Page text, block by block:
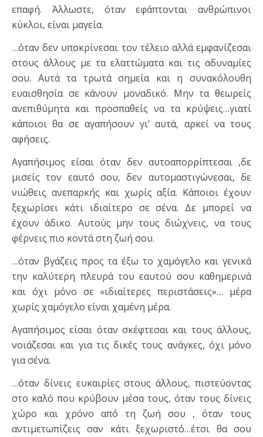
επαφή. Άλλωστε, όταν εφάπτονται ανθρώπινοι
κύκλοι, είναι μαγεία.
…όταν δεν υποκρίνεσαι τον τέλειο αλλά εμφανίζεσαι
στους άλλους με τα ελαττώματα και τις αδυναμίες
σου. Αυτά τα τρωτά σημεία και η συνακόλουθη
ευαισθησία σε κάνουν μοναδικό. Μην τα θεωρείς
ανεπιθύμητα και προσπαθείς να τα κρύψεις…γιατί
κάποιοι θα σε αγαπήσουν γι’ αυτά, αρκεί να τους
αφήσεις.
Αγαπήσιμος είσαι όταν δεν αυτοαπορρίπτεσαι ,δε
μισείς τον εαυτό σου, δεν αυτομαστιγώνεσαι, δε
νιώθεις ανεπαρκής και χωρίς αξία. Κάποιοι έχουν
ξεχωρίσει κάτι ιδιαίτερο σε σένα. Δε μπορεί να
έχουν άδικο. Αυτούς μην τους διώχνεις, να τους
φέρνεις πιο κοντά στη ζωή σου.
…όταν βγάζεις προς τα έξω το χαμόγελο και γενικά
την καλύτερη πλευρά του εαυτού σου καθημερινά
και όχι μόνο σε «ιδιαίτερες περιστάσεις»… μέρα
χωρίς χαμόγελο είναι χαμένη μέρα.
Αγαπήσιμος είσαι όταν σκέφτεσαι και τους άλλους,
νοιάζεσαι και για τις δικές τους ανάγκες, όχι μόνο
για σένα.
…όταν δίνεις ευκαιρίες στους άλλους, πιστεύοντας
στο καλό που κρύβουν μέσα τους, όταν τους δίνεις
χώρο και χρόνο από τη ζωή σου , όταν τους
αντιμετωπίζεις σαν κάτι ξεχωριστό…έτσι θα σου